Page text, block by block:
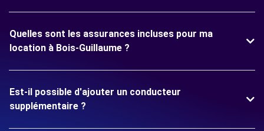
Quelles sont les assurances incluses pour ma
location à Bois-Guillaume ?
Est-il possible d'ajouter un conducteur
supplémentaire ?